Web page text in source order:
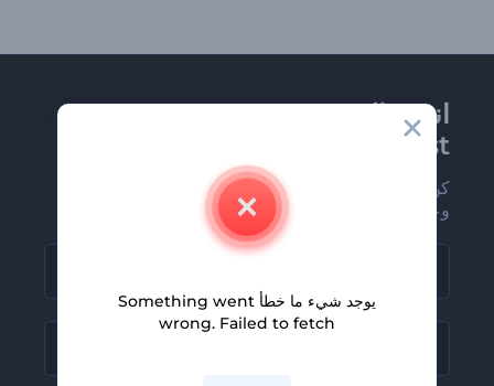
انضم إلى نشرة
Renderforest الإخبارية
كن من بين أوائل من يستلمون أحدث أخبارنا
وعروضنا
يوجد شيء ما خطأ Something went
wrong. Failed to fetch